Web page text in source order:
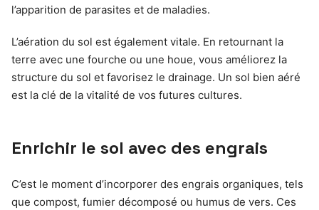
l’apparition de parasites et de maladies.
L’aération du sol est également vitale. En retournant la
terre avec une fourche ou une houe, vous améliorez la
structure du sol et favorisez le drainage. Un sol bien aéré
est la clé de la vitalité de vos futures cultures.
Enrichir le sol avec des engrais
C’est le moment d’incorporer des engrais organiques, tels
que compost, fumier décomposé ou humus de vers. Ces